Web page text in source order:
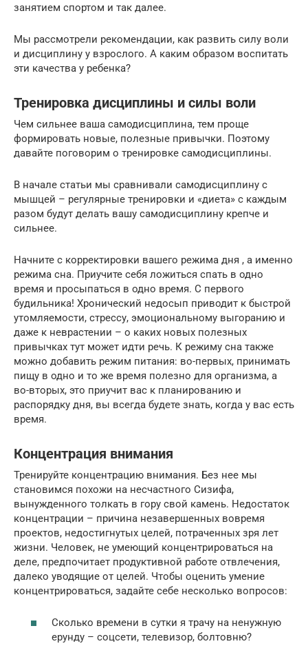
занятием спортом и так далее.
Мы рассмотрели рекомендации, как развить силу воли
и дисциплину у взрослого. А каким образом воспитать
эти качества у ребенка?
Тренировка дисциплины и силы воли
Чем сильнее ваша самодисциплина, тем проще
формировать новые, полезные привычки. Поэтому
давайте поговорим о тренировке самодисциплины.
В начале статьи мы сравнивали самодисциплину с
мышцей – регулярные тренировки и «диета» с каждым
разом будут делать вашу самодисциплину крепче и
сильнее.
Начните с корректировки вашего режима дня , а именно
режима сна. Приучите себя ложиться спать в одно
время и просыпаться в одно время. С первого
будильника! Хронический недосып приводит к быстрой
утомляемости, стрессу, эмоциональному выгоранию и
даже к неврастении – о каких новых полезных
привычках тут может идти речь. К режиму сна также
можно добавить режим питания: во-первых, принимать
пищу в одно и то же время полезно для организма, а
во-вторых, это приучит вас к планированию и
распорядку дня, вы всегда будете знать, когда у вас есть
время.
Концентрация внимания
Тренируйте концентрацию внимания. Без нее мы
становимся похожи на несчастного Сизифа,
вынужденного толкать в гору свой камень. Недостаток
концентрации – причина незавершенных вовремя
проектов, недостигнутых целей, потраченных зря лет
жизни. Человек, не умеющий концентрироваться на
деле, предпочитает продуктивной работе отвлечения,
далеко уводящие от целей. Чтобы оценить умение
концентрироваться, задайте себе несколько вопросов:
Сколько времени в сутки я трачу на ненужную
ерунду – соцсети, телевизор, болтовню?